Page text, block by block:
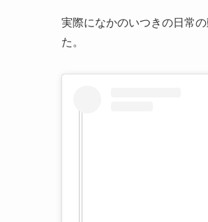
実際になかのいつきの日常
た。